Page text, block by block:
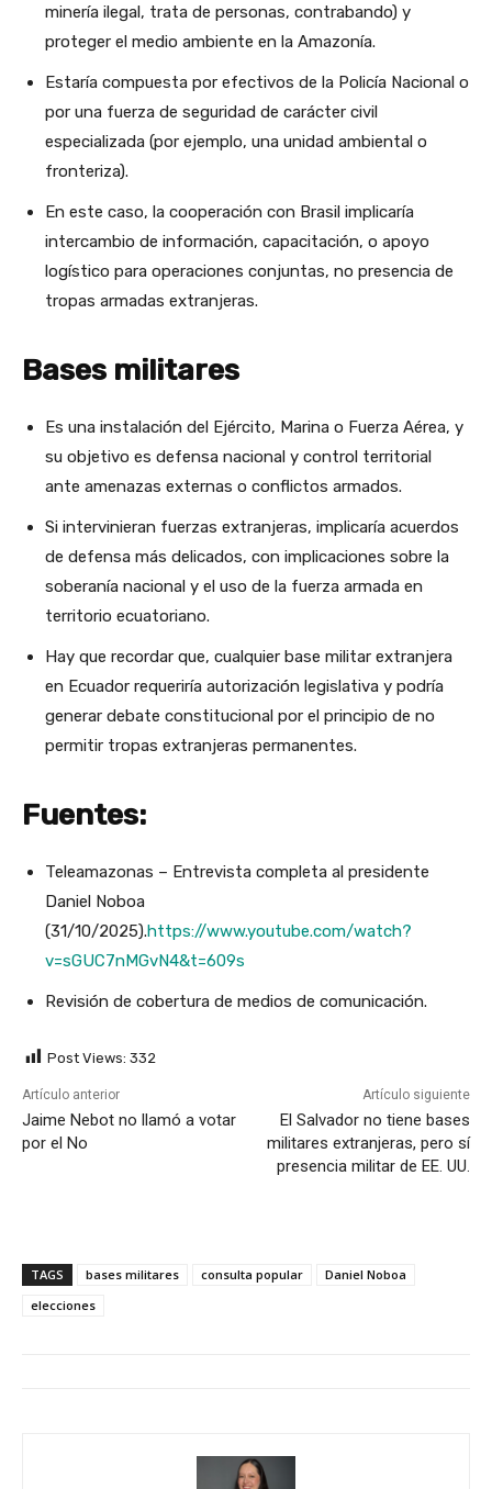
minería ilegal, trata de personas, contrabando) y
proteger el medio ambiente en la Amazonía.
Estaría compuesta por efectivos de la Policía Nacional o
por una fuerza de seguridad de carácter civil
especializada (por ejemplo, una unidad ambiental o
fronteriza).
En este caso, la cooperación con Brasil implicaría
intercambio de información, capacitación, o apoyo
logístico para operaciones conjuntas, no presencia de
tropas armadas extranjeras.
Bases militares
Es una instalación del Ejército, Marina o Fuerza Aérea, y
su objetivo es defensa nacional y control territorial
ante amenazas externas o conflictos armados.
Si intervinieran fuerzas extranjeras, implicaría acuerdos
de defensa más delicados, con implicaciones sobre la
soberanía nacional y el uso de la fuerza armada en
territorio ecuatoriano.
Hay que recordar que, cualquier base militar extranjera
en Ecuador requeriría autorización legislativa y podría
generar debate constitucional por el principio de no
permitir tropas extranjeras permanentes.
Fuentes:
Teleamazonas – Entrevista completa al presidente
Daniel Noboa
(31/10/2025).https://www.youtube.com/watch?
v=sGUC7nMGvN4&t=609s
Revisión de cobertura de medios de comunicación.
Post Views: 332
Artículo anterior
Jaime Nebot no llamó a votar
por el No
Artículo siguiente
El Salvador no tiene bases
militares extranjeras, pero sí
presencia militar de EE. UU.
TAGS bases militares consulta popular
Daniel Noboa
elecciones